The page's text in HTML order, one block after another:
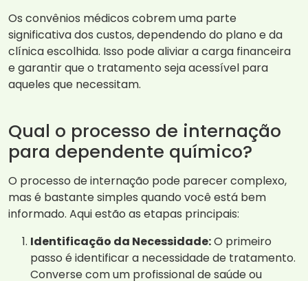
Os convênios médicos cobrem uma parte
significativa dos custos, dependendo do plano e da
clínica escolhida. Isso pode aliviar a carga financeira
e garantir que o tratamento seja acessível para
aqueles que necessitam.
Qual o processo de internação
para dependente químico?
O processo de internação pode parecer complexo,
mas é bastante simples quando você está bem
informado. Aqui estão as etapas principais:
Identificação da Necessidade:O primeiro
passo é identificar a necessidade de tratamento.
Converse com um profissional de saúde ou